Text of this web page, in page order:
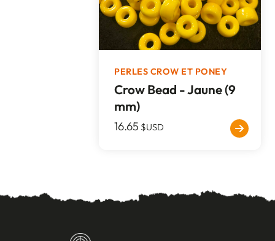
PERLES CROW ET PONEY
Crow Bead - Jaune (9
mm)
16.65 $USD